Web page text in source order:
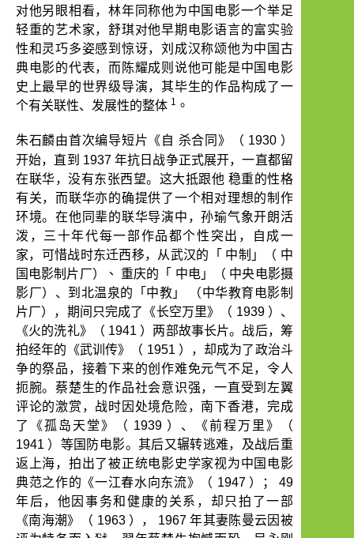
对他另眼相看，林年同称他为中国电影一个举足
轻重的艺术家，舒琪对他早期电影语言的富实验
性和灵巧多姿感到惊讶，刘成汉称颂他为中国古
典电影的代表，而陈耀成则说他可能是中国电影
史上最早的世界级导演，其毕生的作品构成了一
个有关联性、发展性的整体 1 。
朱石麟由首次编导短片《自 杀合同》（ 1930 ）
开始，直到 1937 年抗日战争正式展开，一直都留
在联华，没有东张西望。这大抵跟他 稳重的性格
有关，而联华亦的确提供了一个相对理想的制作
环境。在他同辈的联华导演中，孙瑜气象开朗活
泼，三十年代每一部作品都个性突出，自成一
家，可惜战时东迁西移，从武汉的
「 中制 」（ 中
国电影制片厂）、 重庆的 「 中电」（ 中央电影摄
影厂）、到北温泉的
「中教」
（中华教育电影制
片厂），期间只完成了《长空万里》（ 1939 ）、
《火的洗礼》（ 1941 ）两部故事长片。战后，筹
拍经年的《武训传》（ 1951 ），却成为了政治斗
争的祭品，接着下来的创作难免元气不足，令人
扼腕。蔡楚生的作品社会意识强，一直受到左翼
评论的激赏，战时因处境危险，南下香港，完成
了《孤岛天堂》（ 1939 ）、《前程万里》（
1941 ）等国防电影。其后又辗转逃难，及战后重
返上海，拍出了被正统电影史学家视为中国电影
典范之作的《一江春水向东流》（ 1947 ）；
49
年后，他因事务和健康的关系，却只拍了一部
《南海潮》（ 1963 ）， 1967 年其妻陈曼云因被